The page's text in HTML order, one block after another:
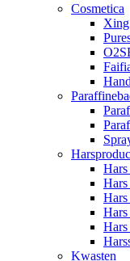
Cosmetica
Xing
Hars
Hars
Kwasten